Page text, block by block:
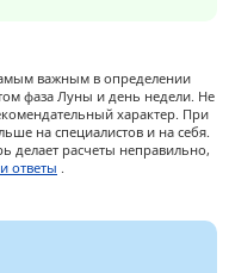
важным в определении
фаза Луны и день недели. Не
характер. При
на специалистов и на себя.
делает расчеты неправильно,
ответы .